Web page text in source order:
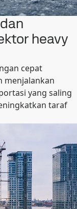
heavy
cepat
menjalankan
yang saling
taraf